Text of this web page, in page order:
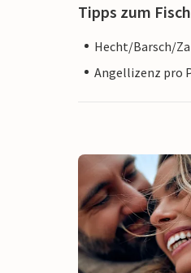
Tipps zum
Hecht/Barsch/
Angellizenz pro